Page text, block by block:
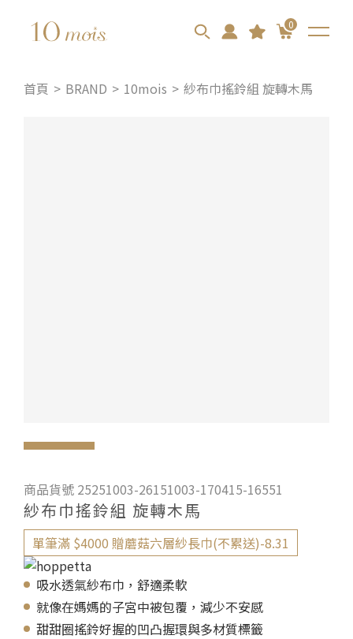
0
首頁 BRAND 10mois 紗布巾搖鈴組 旋轉木馬
商品貨號 25251003-26151003-170415-16551
紗布巾搖鈴組 旋轉木馬
單筆滿 $4000 贈蘑菇六層紗長巾(不累送)-8.31
吸水透氣紗布巾，舒適柔軟
就像在媽媽的子宮中被包覆，減少不安感
甜甜圈搖鈴好握的凹凸握環與多材質標籤